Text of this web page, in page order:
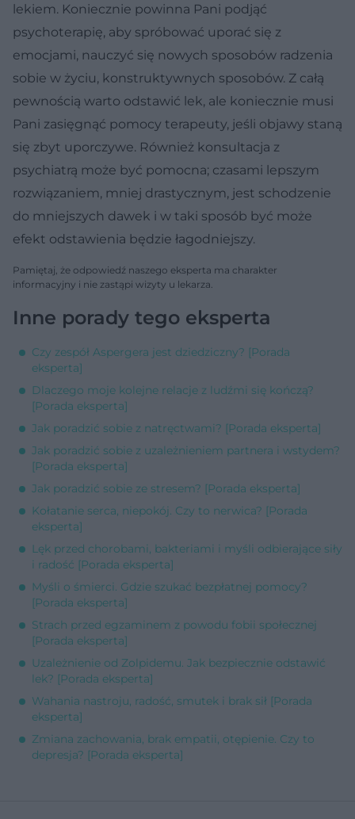
lekiem. Koniecznie powinna Pani podjąć
psychoterapię, aby spróbować uporać się z
emocjami, nauczyć się nowych sposobów radzenia
sobie w życiu, konstruktywnych sposobów. Z całą
pewnością warto odstawić lek, ale koniecznie musi
Pani zasięgnąć pomocy terapeuty, jeśli objawy staną
się zbyt uporczywe. Również konsultacja z
psychiatrą może być pomocna; czasami lepszym
rozwiązaniem, mniej drastycznym, jest schodzenie
do mniejszych dawek i w taki sposób być może
efekt odstawienia będzie łagodniejszy.
Pamiętaj, że odpowiedź naszego eksperta ma charakter
informacyjny i nie zastąpi wizyty u lekarza.
Inne porady tego eksperta
Czy zespół Aspergera jest dziedziczny? [Porada
eksperta]
Dlaczego moje kolejne relacje z ludźmi się kończą?
[Porada eksperta]
Jak poradzić sobie z natręctwami? [Porada eksperta]
Jak poradzić sobie z uzależnieniem partnera i wstydem?
[Porada eksperta]
Jak poradzić sobie ze stresem? [Porada eksperta]
Kołatanie serca, niepokój. Czy to nerwica? [Porada
eksperta]
Lęk przed chorobami, bakteriami i myśli odbierające siły
i radość [Porada eksperta]
Myśli o śmierci. Gdzie szukać bezpłatnej pomocy?
[Porada eksperta]
Strach przed egzaminem z powodu fobii społecznej
[Porada eksperta]
Uzależnienie od Zolpidemu. Jak bezpiecznie odstawić
lek? [Porada eksperta]
Wahania nastroju, radość, smutek i brak sił [Porada
eksperta]
Zmiana zachowania, brak empatii, otępienie. Czy to
depresja? [Porada eksperta]